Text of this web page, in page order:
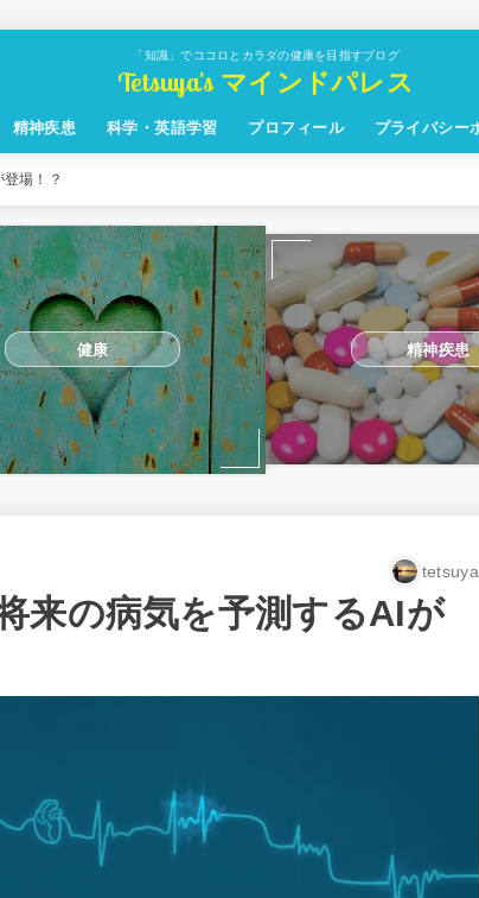
「知識」でココロとカラダの健康を目指すブログ
Tetsuya's マインドパレス
精神疾患 科学・英語学習 プロフィール プライバシー
場！？
健康 精神疾患
tetsuya
来の病気を予測するAIが